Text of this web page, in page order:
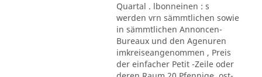
Quartal . lbonneinen : s
werden vrn sämmtlichen sowie
in sämmtlichen Annoncen-
Bureaux und den Agenuren
imkreiseangenommen , Preis
der einfacher Petit -Zeile oder